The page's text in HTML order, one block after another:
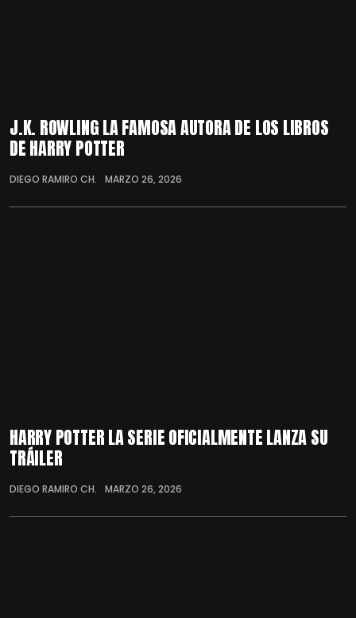
J.K. ROWLING LA FAMOSA AUTORA DE LOS LIBROS
DE HARRY POTTER
DIEGO RAMIRO CH. MARZO 26, 2026
HARRY POTTER LA SERIE OFICIALMENTE LANZA SU
TRÁILER
DIEGO RAMIRO CH. MARZO 26, 2026